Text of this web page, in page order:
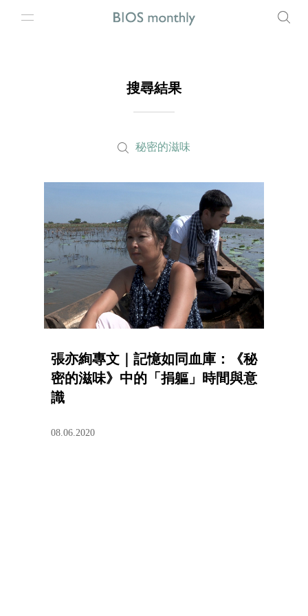
搜尋結果
秘密的滋味
張亦絢專文｜記憶如同血庫：《秘
密的滋味》中的「捐軀」時間與意
識
08.06.2020